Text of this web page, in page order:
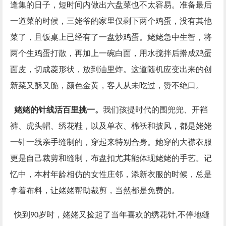
逢集的日子，短时间内做出六盘菜也不太容易。准备最后
一道菜的时候，三姥爷的家里仅剩下两个鸡蛋，没有其他
菜了，且饭桌上已经有了一盘炒鸡蛋。姥姥急中生智，将
两个生鸡蛋打散，再加上一碗白面，用水搅拌后擀成鸡蛋
面皮，切成菱形状，放到油里炸。这道随机应变出来的创
新菜又酥又脆，颜色金黄，客人从未吃过，赞不绝口。
姥姥的针线活百里挑一。 我们孩提时代的围兜兜、开裆
裤、虎头帽、绣花鞋，以及单衣、棉袄和披风，都是姥姥
一针一线亲手缝制的，穿起来特别合身。她穿的大襟衣服
更是自己裁剪和缝制，布盘扣尤其能体现姥姥的手艺。记
忆中，本村年龄相仿的女性庄邻，添新衣服的时候，总是
拿着布料，让姥姥帮助裁剪，当然都是免费的。
快到 90岁时，姥姥又捡起了当年喜欢的绣花针,不停地缝